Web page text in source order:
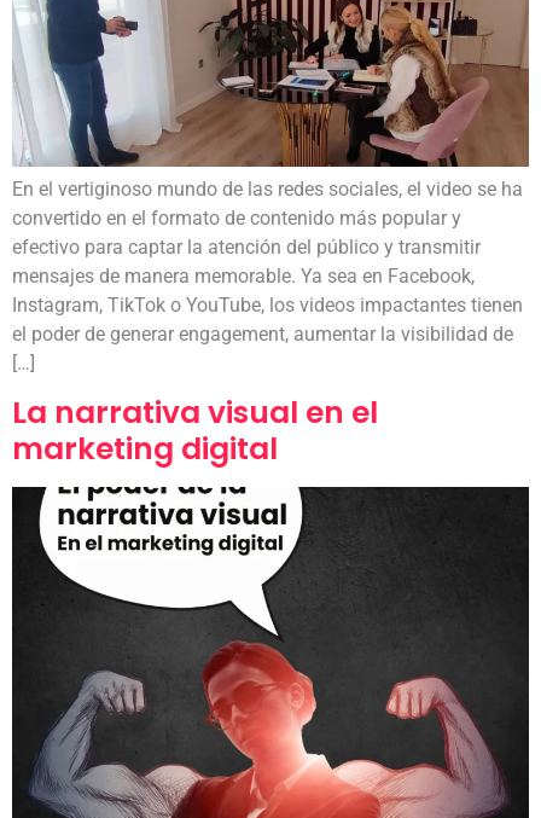
En el vertiginoso mundo de las redes sociales, el video se ha
convertido en el formato de contenido más popular y
efectivo para captar la atención del público y transmitir
mensajes de manera memorable. Ya sea en Facebook,
Instagram, TikTok o YouTube, los videos impactantes tienen
el poder de generar engagement, aumentar la visibilidad de
[…]
La narrativa visual en el
marketing digital